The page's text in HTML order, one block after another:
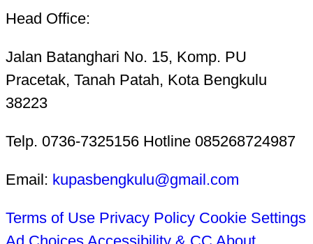
Head Office:
Jalan Batanghari No. 15, Komp. PU
Pracetak, Tanah Patah, Kota Bengkulu
38223
Telp. 0736-7325156 Hotline 085268724987
Email: kupasbengkulu@gmail.com
Terms of Use Privacy Policy Cookie Settings